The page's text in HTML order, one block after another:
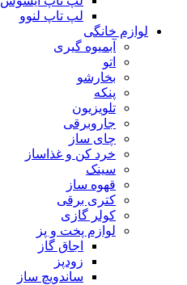
لپ تاپ لنوو
لوازم خانگی
آبمیوه گیری
اتو
بخارشو
پنکه
تلویزیون
جاروبرقی
چای ساز
خرد کن و غذاساز
سینک
قهوه ساز
کتری برقی
کولر گازی
لوازم پخت و پز
اجاق گاز
زودپز
ساندویچ ساز